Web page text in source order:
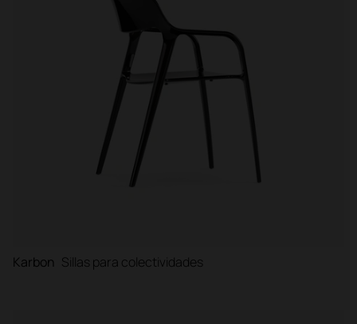
Karbon Sillas para colectividades